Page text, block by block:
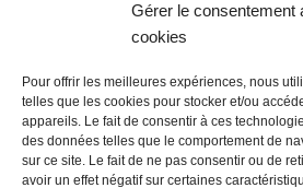
Gérer le consentement
cookies
Pour offrir les meilleures expériences, nous
telles que les cookies pour stocker et/ou
appareils. Le fait de consentir à ces
des données telles que le comportement de
sur ce site. Le fait de ne pas consentir ou de
avoir un effet négatif sur certaines
Lire la suite…